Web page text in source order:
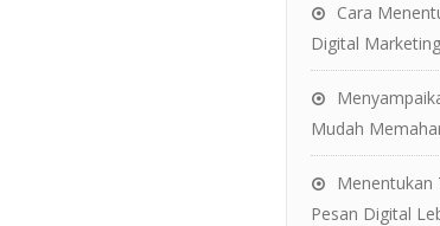
Cara
Digital Marketing
Mudah
Menentukan
Pesan Digital